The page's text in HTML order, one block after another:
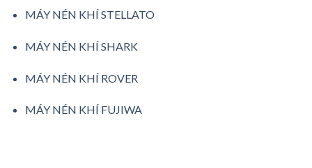
MÁY NÉN KHÍ STELLATO
MÁY NÉN KHÍ SHARK
MÁY NÉN KHÍ ROVER
MÁY NÉN KHÍ FUJIWA